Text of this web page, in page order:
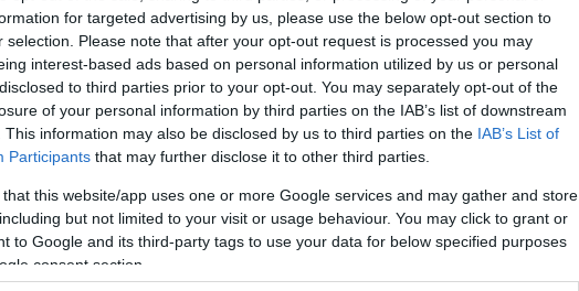
for targeted advertising by us, please use the below opt-out section to
selection. Please note that after your opt-out request is processed you may
interest-based ads based on personal information utilized by us or personal
to third parties prior to your opt-out. You may separately opt-out of the
of your personal information by third parties on the IAB’s list of downstream
This information may also be disclosed by us to third parties on the IAB’s List of
Participants that may further disclose it to other third parties.
that this website/app uses one or more Google services and may gather and store
but not limited to your visit or usage behaviour. You may click to grant or
to Google and its third-party tags to use your data for below specified purposes
consent section.
που είχε